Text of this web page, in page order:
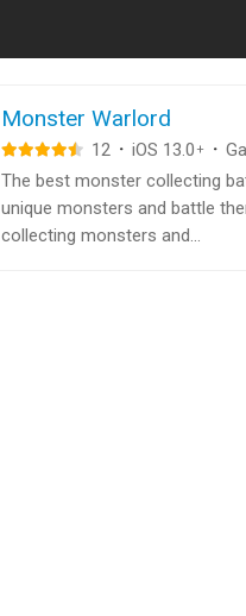
Monster Warlord
12 · iOS 13.0 + ·
The best monster collecting
unique monsters and battle
collecting monsters and...